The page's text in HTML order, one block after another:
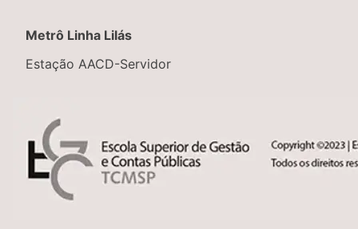
Metrô Linha Lilás
Estação AACD-Servidor